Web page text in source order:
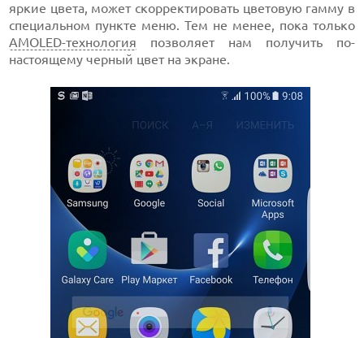
яркие цвета, может скорректировать цветовую гамму в
специальном пункте меню. Тем не менее, пока только
AMOLED-технология позволяет нам получить по-
настоящему черный цвет на экране.